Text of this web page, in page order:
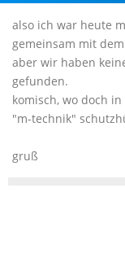
also ich war heute
gemeinsam mit
aber wir haben
gefunden.
komisch, wo doch
"m-technik"
gruß